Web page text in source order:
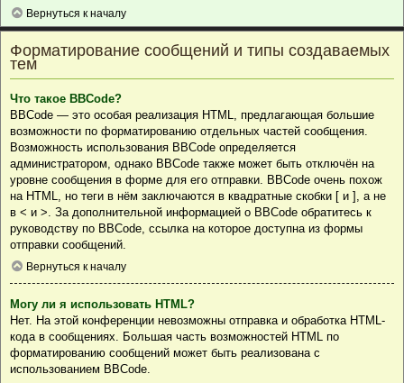
Вернуться к началу
Форматирование сообщений и типы создаваемых
тем
Что такое BBCode?
BBCode — это особая реализация HTML, предлагающая большие
возможности по форматированию отдельных частей сообщения.
Возможность использования BBCode определяется
администратором, однако BBCode также может быть отключён на
уровне сообщения в форме для его отправки. BBCode очень похож
на HTML, но теги в нём заключаются в квадратные скобки [ и ], а не
в < и >. За дополнительной информацией о BBCode обратитесь к
руководству по BBCode, ссылка на которое доступна из формы
отправки сообщений.
Вернуться к началу
Могу ли я использовать HTML?
Нет. На этой конференции невозможны отправка и обработка HTML-
кода в сообщениях. Большая часть возможностей HTML по
форматированию сообщений может быть реализована с
использованием BBCode.